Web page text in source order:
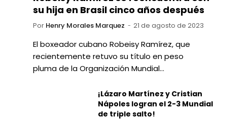
su hija en Brasil cinco años después
Por Henry Morales Marquez 21 de agosto de 2023
El boxeador cubano Robeisy Ramírez, que
recientemente retuvo su título en peso
pluma de la Organización Mundial…
¡Lázaro Martínez y Cristian
Nápoles logran el 2-3 Mundial
de triple salto!